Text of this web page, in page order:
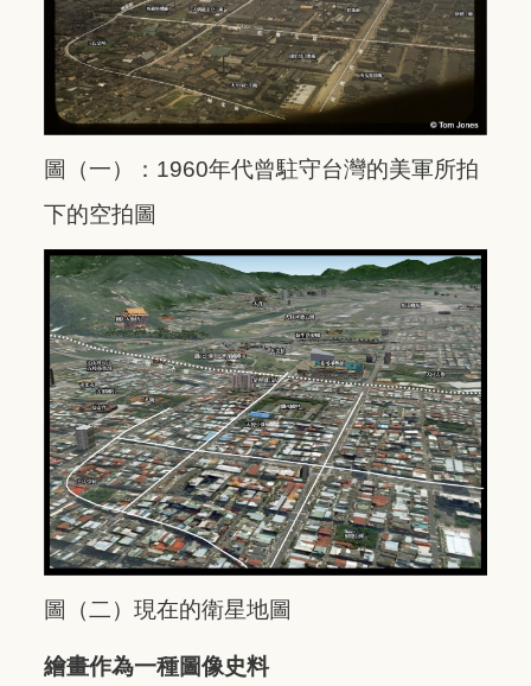
圖（一）：1960年代曾駐守台灣的美軍所拍
下的空拍圖
圖（二）現在的衛星地圖
繪畫作為一種圖像史料